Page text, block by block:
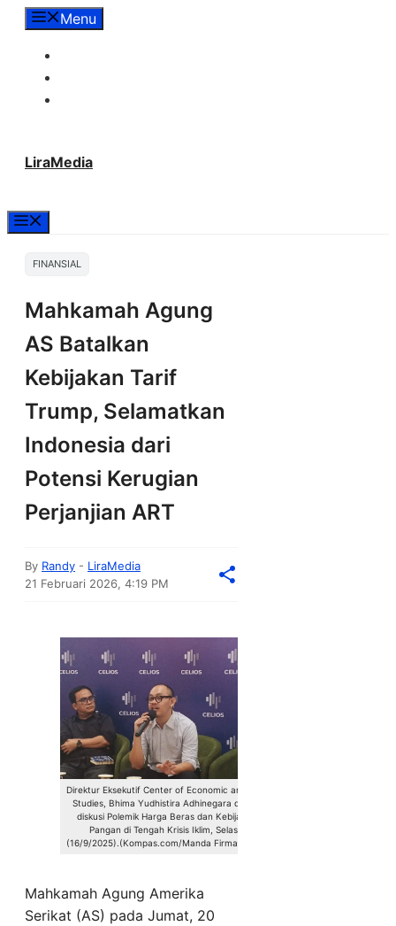
LangsungMenu
LiraMedia
FINANSIAL
Mahkamah Agung
AS Batalkan
Kebijakan Tarif
Trump, Selamatkan
Indonesia dari
Potensi Kerugian
Perjanjian ART
By Randy - LiraMedia
21 Februari 2026, 4:19 PM
Direktur Eksekutif Center of Economic and Law
Studies, Bhima Yudhistira Adhinegara dalam
diskusi Polemik Harga Beras dan Kebijakan
Pangan di Tengah Krisis Iklim, Selasa
(16/9/2025).(Kompas.com/Manda Firmansyah)
Mahkamah Agung Amerika
Serikat (AS) pada Jumat, 20